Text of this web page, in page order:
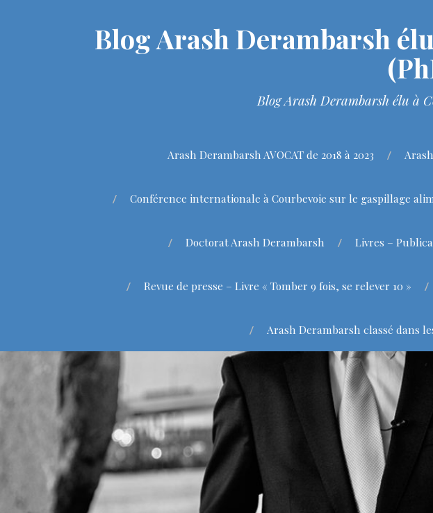
Blog Arash Derambarsh
Blog Arash Derambarsh élu à
Arash Derambarsh AVOCAT de 2018 à 2023
Conférence internationale à Courbevoie sur le gaspillage
Doctorat Arash Derambarsh Livres –
Revue de presse – Livre « Tomber 9 fois, se relever 10 »
Arash Derambarsh classé dans